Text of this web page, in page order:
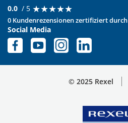
0.0 / 5 ★★★★★
★★★★★
0 Kundenrezensionen zertifiziert durch
Social Media
© 2025 Rexel